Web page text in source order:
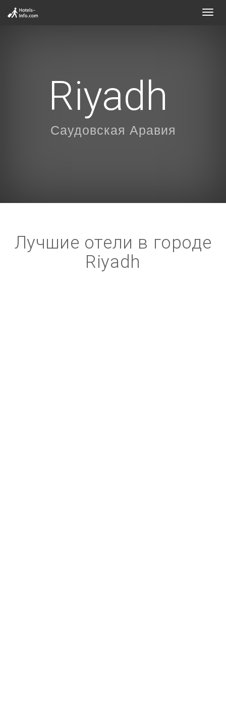
Riyadh
Саудовская Аравия
Лучшие отели в городе
Riyadh